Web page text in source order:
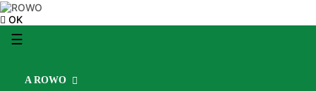
OK
Toggle
☰
A ROWO